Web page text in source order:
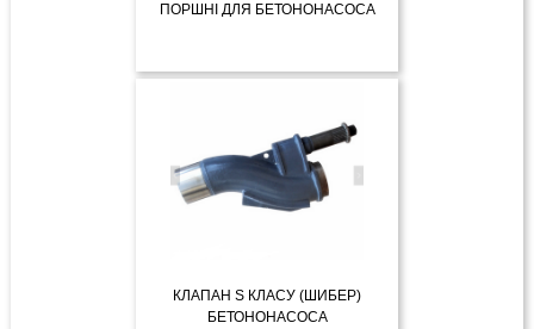
ПОРШНІ ДЛЯ БЕТОНОНАСОСА
КЛАПАН S КЛАСУ (ШИБЕР)
БЕТОНОНАСОСА